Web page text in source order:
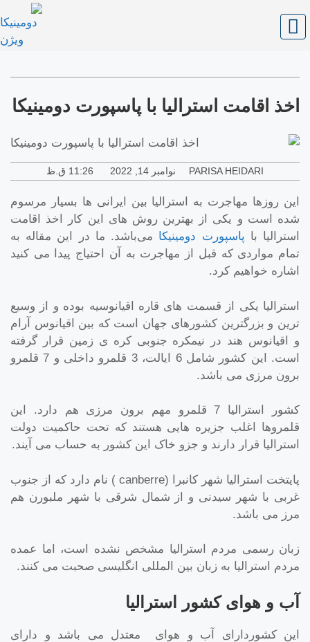
اخذ اقامت استرالیا با پاسپورت دومینیکا
PARISA HEIDARI نوامبر 14, 2022 11:26 ق.ظ
این روزها مهاجرت به استرالیا بین ایرانی ها بسیار مرسوم
شده است و یکی از بهترین روش های این کار اخذ اقامت
استرالیا با پاسپورت دومینیکا می‌باشد. ما در این مقاله به
تمام مواردی که قبل از مهاجرت به آن احتیاج پیدا می کنید
اشاره خواهیم کرد.
استرالیا یکی از قسمت های قاره اقیانوسیه بوده و از وسیع
ترین و بزرگترین کشورهای جهان است که بین اقیانوس آرام
و اقیانوس هند در نیمکره جنوبی کره ی زمین قرار گرفته
است. این کشور شامل 6 ایالت، 3 قلمرو داخلی و 7 قلمرو
برون مرزی می باشد.
کشور استرالیا 7 قلمرو مهم برون مرزی هم دارد. این
قلمروها اغلب جزیره هایی هستند که تحت حاکمیت دولت
استرالیا قرار دارند و جزو خاک این کشور به حساب می آیند.
پایتخت استرالیا شهر کانبرا (canberre ) نام دارد که از جنوب
غربی با شهر سیدنی و از شمال شرقی با شهر ملبورن هم
مرز می باشد.
زبان رسمی مردم استرالیا مشخص نشده است، اما عمده
مردم استرالیا به زبان بین المللی انگلیسی صحبت می کنند.
آب و هوای کشور استرالیا
این کشوردارای آب و هوای معتدل می باشد و دارای